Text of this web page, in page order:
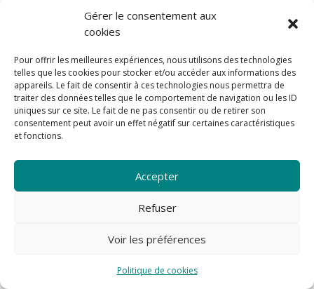
Gérer le consentement aux
cookies
Pour offrir les meilleures expériences, nous utilisons des technologies
telles que les cookies pour stocker et/ou accéder aux informations des
appareils. Le fait de consentir à ces technologies nous permettra de
traiter des données telles que le comportement de navigation ou les ID
uniques sur ce site. Le fait de ne pas consentir ou de retirer son
consentement peut avoir un effet négatif sur certaines caractéristiques
et fonctions.
Accepter
Refuser
Voir les préférences
Politique de cookies
à partir de la collecte de leurs
complète sur le traitement de
leurs données personnelles et de
maintenir un registre des
traitements conforme à la
réalité. Chaque fois que
https://typiquementvous.fr